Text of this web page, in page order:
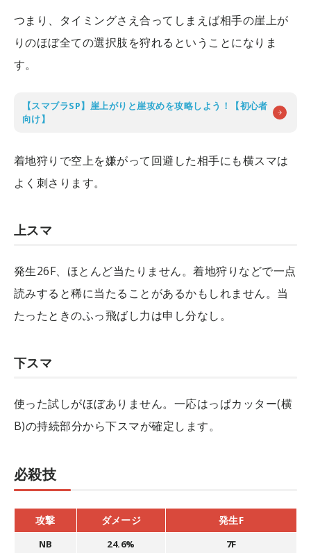
つまり、タイミングさえ合ってしまえば相手の崖上が
りのほぼ全ての選択肢を狩れるということになりま
す。
【スマブラSP】崖上がりと崖攻めを攻略しよう！【初心者
向け】
着地狩りで空上を嫌がって回避した相手にも横スマは
よく刺さります。
上スマ
発生26F、ほとんど当たりません。着地狩りなどで一点
読みすると稀に当たることがあるかもしれません。当
たったときのふっ飛ばし力は申し分なし。
下スマ
使った試しがほぼありません。一応はっぱカッター(横
B)の持続部分から下スマが確定します。
必殺技
攻撃 ダメージ 発生F
NB 24.6%
7F